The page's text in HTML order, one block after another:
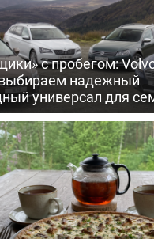
с пробегом:
надежный
универсал для